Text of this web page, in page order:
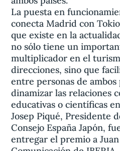
La puesta en
conecta Madrid con
que existe en la
no sólo tiene un
multiplicador en el
direcciones, sino que
entre personas de ambos
dinamizar las relaciones
educativas o científicas
Josep Piqué, Presidente
Consejo España Japón,
entregar el premio a